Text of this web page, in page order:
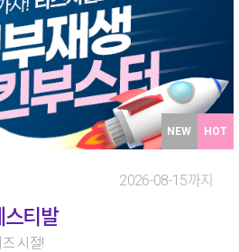
NEW HOT
2026-08-15까지
스티발
시절!